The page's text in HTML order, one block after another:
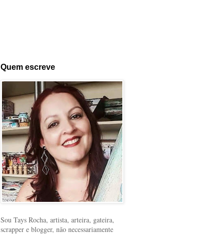
Quem escreve
Sou Tays Rocha, artista, arteira, gateira,
scrapper e blogger, não necessariamente